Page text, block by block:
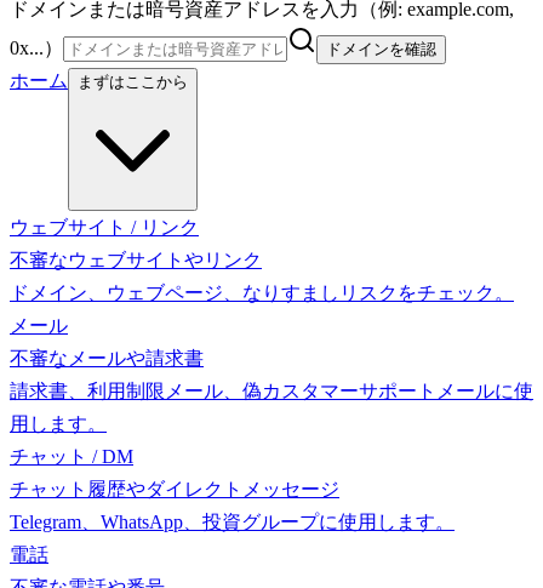
ドメインまたは暗号資産アドレスを入力（例: example.com,
0x...）
ドメインを確認
ホーム まずはここから
ウェブサイト / リンク
不審なウェブサイトやリンク
ドメイン、ウェブページ、なりすましリスクをチェック。
メール
不審なメールや請求書
請求書、利用制限メール、偽カスタマーサポートメールに使
用します。
チャット / DM
チャット履歴やダイレクトメッセージ
Telegram、WhatsApp、投資グループに使用します。
電話